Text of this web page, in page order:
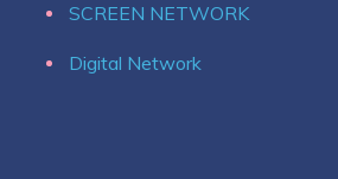
SCREEN NETWORK
Digital Network